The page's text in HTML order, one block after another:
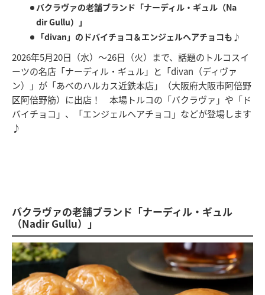
バクラヴァの老舗ブランド「ナーディル・ギュル（Na
dir Gullu）」
「divan」のドバイチョコ＆エンジェルヘアチョコも♪
2026年5月20日（水）～26日（火）まで、話題のトルコスイ
ーツの名店「ナーディル・ギュル」と「divan（ディヴァ
ン）」が「あべのハルカス近鉄本店」（大阪府大阪市阿倍野
区阿倍野筋）に出店！ 本場トルコの「バクラヴァ」や「ド
バイチョコ」、「エンジェルヘアチョコ」などが登場します
♪
バクラヴァの老舗ブランド「ナーディル・ギュル
（Nadir Gullu）」